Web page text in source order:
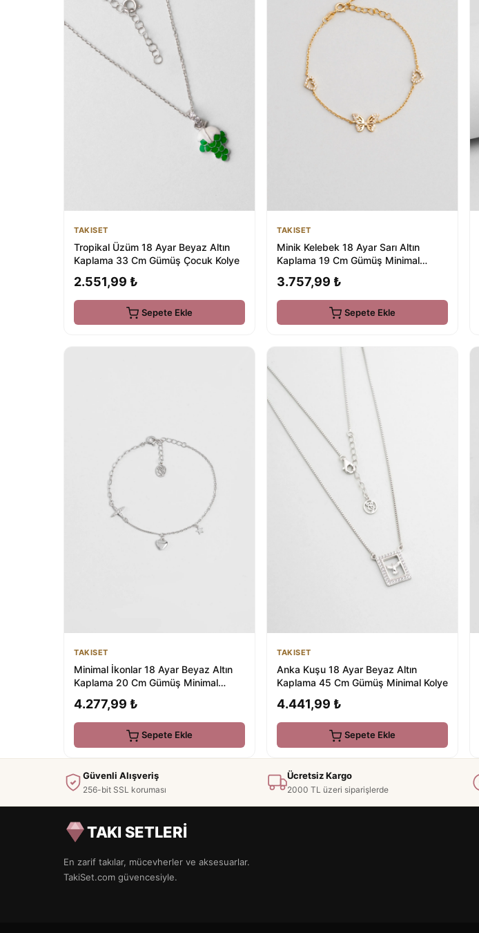
TAKISET
Tropikal Üzüm 18 Ayar Beyaz Altın
Kaplama 33 Cm Gümüş Çocuk Kolye
2.551,99 ₺
Sepete Ekle
TAKISET
Minik Kelebek 18 Ayar Sarı Altın
Kaplama 19 Cm Gümüş Minimal
3.757,99 ₺
Sepete Ekle
TAKISET
Minimal İkonlar 18 Ayar Beyaz Altın
Kaplama 20 Cm Gümüş Minimal
Bileklik
4.277,99 ₺
Sepete Ekle
TAKISET
Anka Kuşu 18 Ayar Beyaz Altın
Kaplama 45 Cm Gümüş Minimal Kolye
4.441,99 ₺
Sepete Ekle
Güvenli Alışveriş
256-bit SSL koruması
Ücretsiz Kargo
2000 TL üzeri siparişlerde
TAKI SETLERİ
En zarif takılar, mücevherler ve aksesuarlar.
TakiSet.com güvencesiyle.